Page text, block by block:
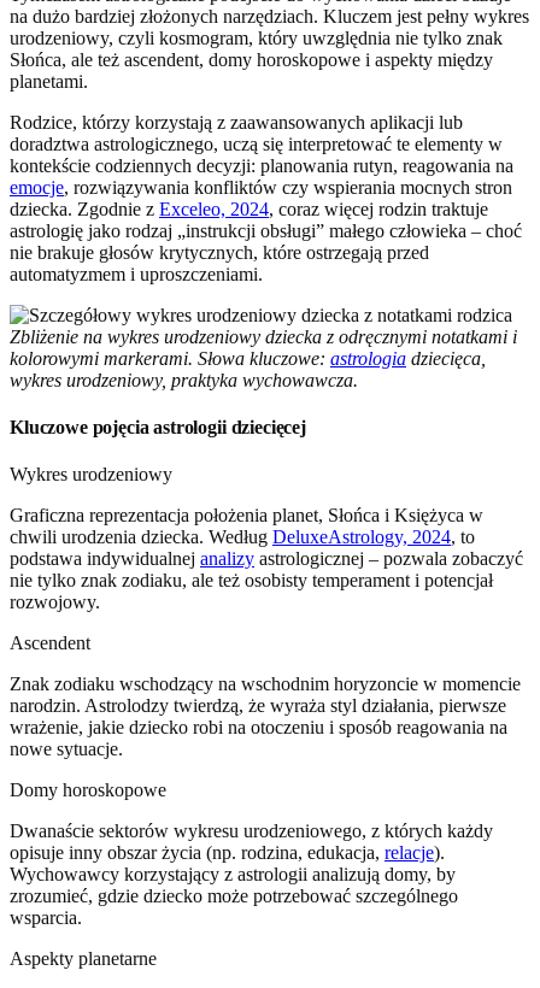
na dużo bardziej złożonych narzędziach. Kluczem jest pełny wykres
urodzeniowy, czyli kosmogram, który uwzględnia nie tylko znak
Słońca, ale też ascendent, domy horoskopowe i aspekty między
planetami.
Rodzice, którzy korzystają z zaawansowanych aplikacji lub
doradztwa astrologicznego, uczą się interpretować te elementy w
kontekście codziennych decyzji: planowania rutyn, reagowania na
emocje, rozwiązywania konfliktów czy wspierania mocnych stron
dziecka. Zgodnie z Exceleo, 2024, coraz więcej rodzin traktuje
astrologię jako rodzaj „instrukcji obsługi” małego człowieka – choć
nie brakuje głosów krytycznych, które ostrzegają przed
automatyzmem i uproszczeniami.
Zbliżenie na wykres urodzeniowy dziecka z odręcznymi notatkami i
kolorowymi markerami. Słowa kluczowe: astrologia dziecięca,
wykres urodzeniowy, praktyka wychowawcza.
Kluczowe pojęcia astrologii dziecięcej
Wykres urodzeniowy
Graficzna reprezentacja położenia planet, Słońca i Księżyca w
chwili urodzenia dziecka. Według DeluxeAstrology, 2024, to
podstawa indywidualnej analizy astrologicznej – pozwala zobaczyć
nie tylko znak zodiaku, ale też osobisty temperament i potencjał
rozwojowy.
Ascendent
Znak zodiaku wschodzący na wschodnim horyzoncie w momencie
narodzin. Astrolodzy twierdzą, że wyraża styl działania, pierwsze
wrażenie, jakie dziecko robi na otoczeniu i sposób reagowania na
nowe sytuacje.
Domy horoskopowe
Dwanaście sektorów wykresu urodzeniowego, z których każdy
opisuje inny obszar życia (np. rodzina, edukacja, relacje).
Wychowawcy korzystający z astrologii analizują domy, by
zrozumieć, gdzie dziecko może potrzebować szczególnego
wsparcia.
Aspekty planetarne